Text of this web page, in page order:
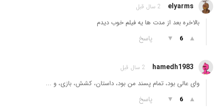
elyarms 2 سال قبل
بالاخره بعد از مدت ها یه فیلم خوب دیدم
▲
6
▼ پاسخ
hamedh1983 2 سال قبل
وای عالی بود، تمام پسند من بود، داستان، کشش، بازی، و ...
▲
6
▼ پاسخ